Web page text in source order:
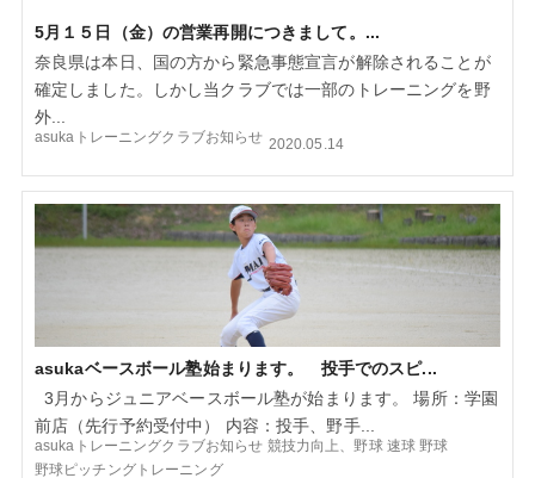
5月１５日（金）の営業再開につきまして。...
奈良県は本日、国の方から緊急事態宣言が解除されることが
確定しました。しかし当クラブでは一部のトレーニングを野
外...
asukaトレーニングクラブお知らせ 2020.05.14
asukaベースボール塾始まります。 投手でのスピ...
3月からジュニアベースボール塾が始まります。 場所：学園
前店（先行予約受付中） 内容：投手、野手...
asukaトレーニングクラブお知らせ 競技力向上、野球 速球 野球
野球ピッチングトレーニング